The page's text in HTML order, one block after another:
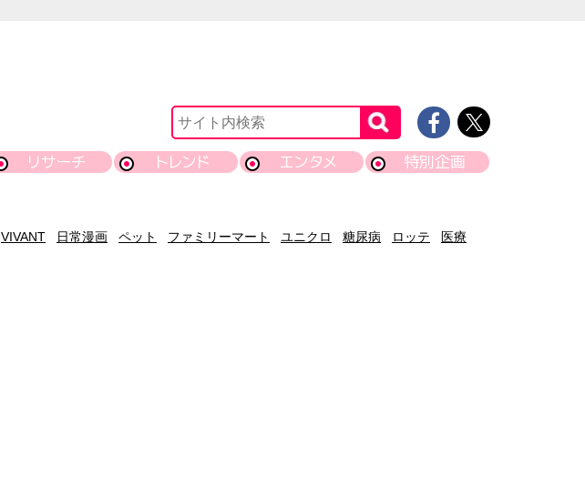
リサーチ トレンド エンタメ 特別企画
VIVANT 日常漫画 ペット ファミリーマート ユニクロ 糖尿病 ロッテ
医療